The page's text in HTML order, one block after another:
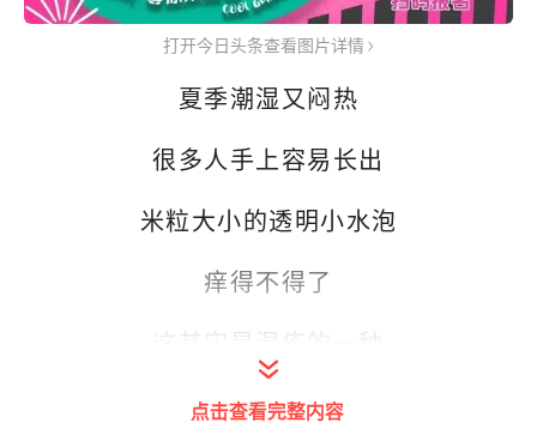
打开今日头条查看图片详情
夏季潮湿又闷热
很多人手上容易长出
米粒大小的透明小水泡
痒得不得了
叫汗疱疹
点击查看完整内容